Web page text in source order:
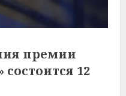
премии
12